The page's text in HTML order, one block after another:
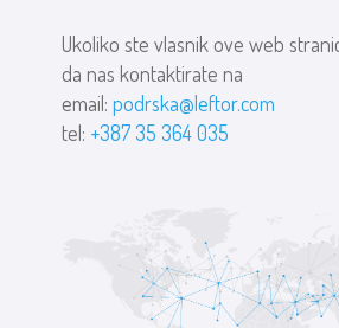
Ukoliko ste vlasnik ove web
da nas kontaktirate na
email:podrska@leftor.com
tel: +387 35 364 035